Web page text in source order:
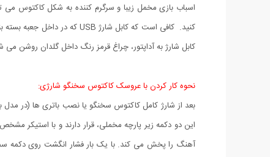
اسباب بازی مخمل زیبا و سرگرم کننده به شکل کاکتوس می
کابل شارژ به آداپتور، چراغ قرمز رنگ داخل گلدان
نحوه کار کردن با عروسک کاکتوس سخنگو شارژی:
آهنگ را پخش می کند. با یک بار فشار انگشت روی دکمه